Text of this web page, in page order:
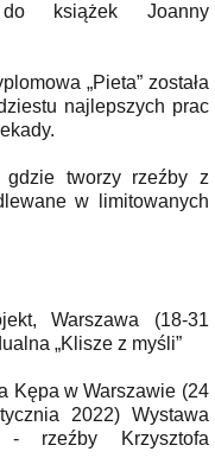
książek Joanny
„Pieta” została
najlepszych prac
gdzie tworzy rzeźby z
w limitowanych
Warszawa (18-31
„Klisze z myśli”
Kępa w Warszawie (24
2022) Wystawa
- rzeźby Krzysztofa